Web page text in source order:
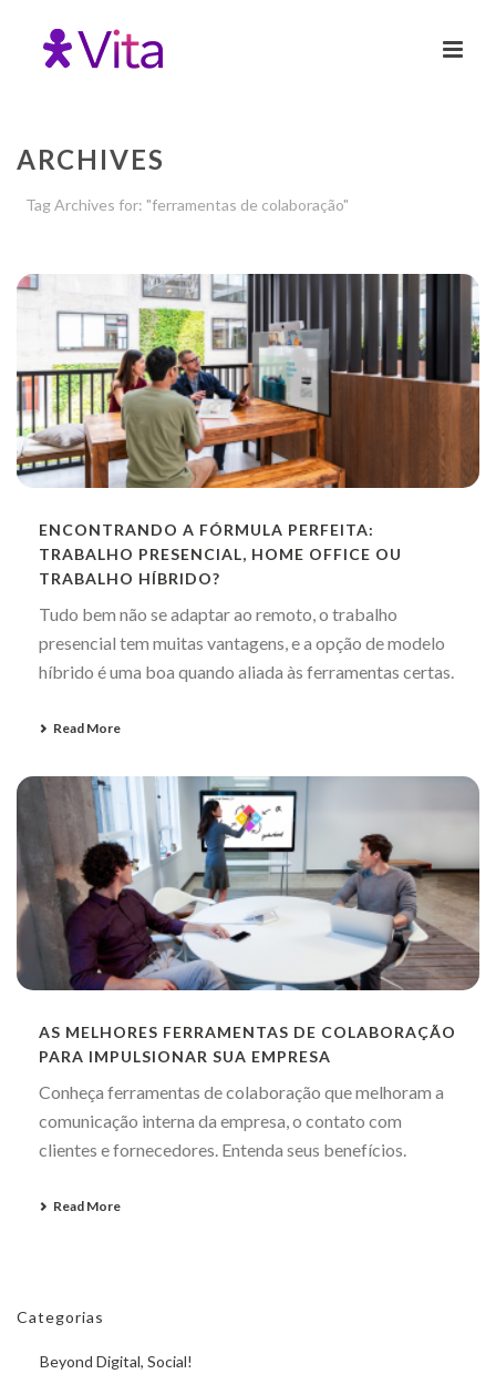
ARCHIVES
Tag Archives for: "ferramentas de colaboração"
ENCONTRANDO A FÓRMULA PERFEITA:
TRABALHO PRESENCIAL, HOME OFFICE OU
TRABALHO HÍBRIDO?
Tudo bem não se adaptar ao remoto, o trabalho
presencial tem muitas vantagens, e a opção de modelo
híbrido é uma boa quando aliada às ferramentas certas.
Read More
AS MELHORES FERRAMENTAS DE COLABORAÇÃO
PARA IMPULSIONAR SUA EMPRESA
Conheça ferramentas de colaboração que melhoram a
comunicação interna da empresa, o contato com
clientes e fornecedores. Entenda seus benefícios.
Read More
Categorias
Beyond Digital, Social!